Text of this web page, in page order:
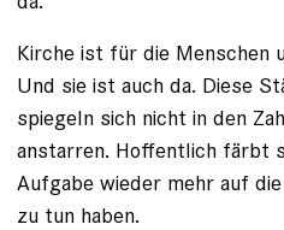
Kirche ist für die Menschen
Und sie ist auch da. Diese
spiegeln sich nicht in den
anstarren. Hoffentlich färbt
Aufgabe wieder mehr auf
zu tun haben.